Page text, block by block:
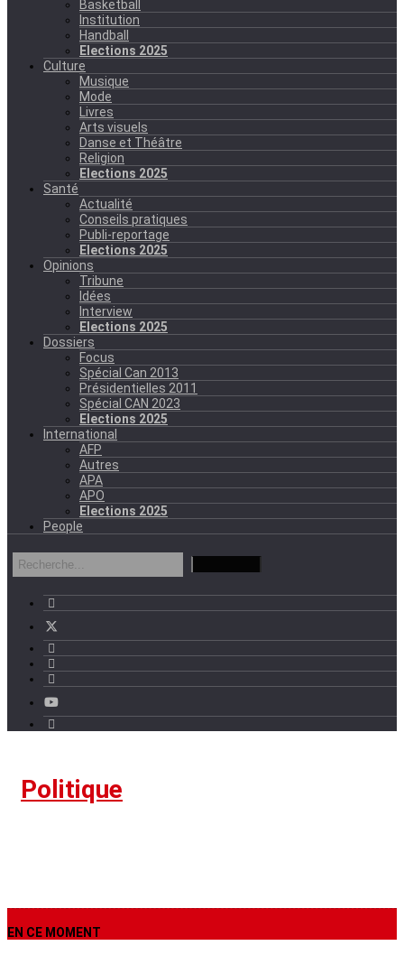
Basketball
Institution
Handball
Elections 2025
Culture
Musique
Mode
Livres
Arts visuels
Danse et Théâtre
Religion
Elections 2025
Santé
Actualité
Conseils pratiques
Publi-reportage
Elections 2025
Opinions
Tribune
Idées
Interview
Elections 2025
Dossiers
Focus
Spécial Can 2013
Présidentielles 2011
Spécial CAN 2023
Elections 2025
International
AFP
Autres
APA
APO
Elections 2025
People
Politique
EN CE MOMENT